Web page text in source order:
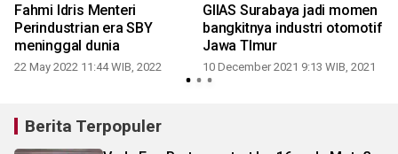
Fahmi Idris Menteri
Perindustrian era SBY
meninggal dunia
22 May 2022 11:44 WIB, 2022
GIIAS Surabaya jadi momen
bangkitnya industri otomotif
Jawa TImur
10 December 2021 9:13 WIB, 2021
Berita Terpopuler